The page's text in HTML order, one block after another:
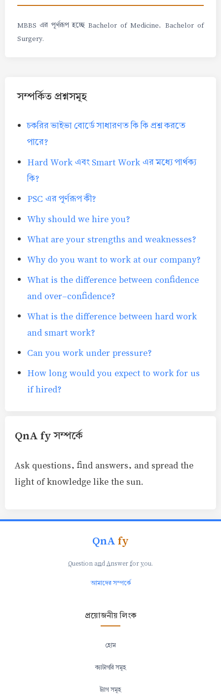
MBBS এর পূর্ণরূপ হচ্ছে Bachelor of Medicine, Bachelor of
Surgery.
সম্পর্কিত প্রশ্নসমূহ
চকরির ভাইভা বোর্ডে সাধারণত কি কি প্রশ্ন করতে
পারে?
Hard Work এবং Smart Work এর মধ্যে পার্থক্য
কি?
PSC এর পূর্ণরূপ কী?
Why should we hire you?
What are your strengths and weaknesses?
Why do you want to work at our company?
What is the difference between confidence
and over-confidence?
What is the difference between hard work
and smart work?
Can you work under pressure?
How long would you expect to work for us
if hired?
QnA fy সম্পর্কে
Ask questions, find answers, and spread the
light of knowledge like the sun.
QnAfy
Question andAnswer foryou.
আমাদের সম্পর্কে
প্রয়োজনীয় লিংক
হোম
ক্যাটাগরি সমূহ
ট্যাগ সমূহ